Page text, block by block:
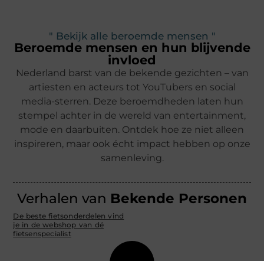
" Bekijk alle beroemde mensen "
Beroemde mensen en hun blijvende
invloed
Nederland barst van de bekende gezichten – van
artiesten en acteurs tot YouTubers en social
media-sterren. Deze beroemdheden laten hun
stempel achter in de wereld van entertainment,
mode en daarbuiten. Ontdek hoe ze niet alleen
inspireren, maar ook écht impact hebben op onze
samenleving.
Verhalen van Bekende Personen
De beste fietsonderdelen vind
je in de webshop van dé
fietsenspecialist